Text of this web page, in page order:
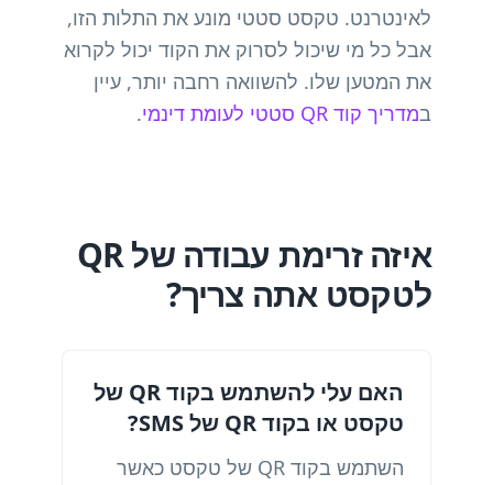
לאינטרנט. טקסט סטטי מונע את התלות הזו,
אבל כל מי שיכול לסרוק את הקוד יכול לקרוא
את המטען שלו. להשוואה רחבה יותר, עיין
במדריך קוד QR סטטי לעומת דינמי .
איזה זרימת עבודה של QR
לטקסט אתה צריך?
האם עלי להשתמש בקוד QR של
טקסט או בקוד QR של SMS?
השתמש בקוד QR של טקסט כאשר